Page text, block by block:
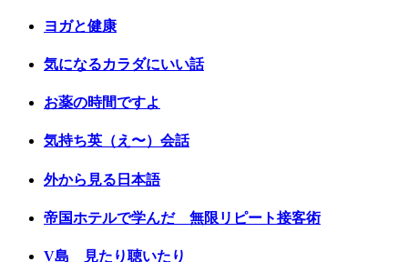
ヨガと健康
気になるカラダにいい話
お薬の時間ですよ
気持ち英（え〜）会話
外から見る日本語
帝国ホテルで学んだ 無限リピート接客術
V島 見たり聴いたり